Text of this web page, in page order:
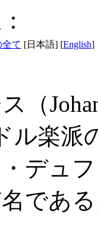
て [日本語] [English]
（
ル楽派
デュ
であ